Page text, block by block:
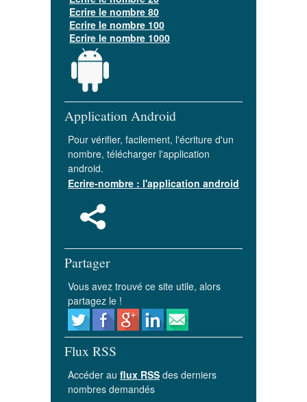
Ecrire le nombre 80
Ecrire le nombre 100
Ecrire le nombre 1000
Application Android
Pour vérifier, facilement, l'écriture d'un
nombre, télécharger l'application
android.
Ecrire-nombre : l'application android
Partager
Vous avez trouvé ce site utile, alors
partagez le !
Flux RSS
Accéder au flux RSS des derniers
nombres demandés